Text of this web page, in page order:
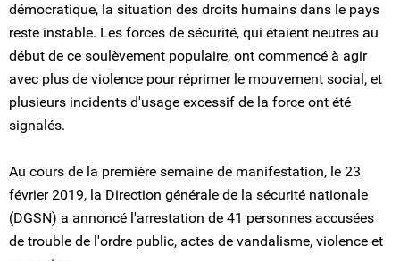
démocratique, la situation des droits humains dans le pays
reste instable. Les forces de sécurité, qui étaient neutres au
début de ce soulèvement populaire, ont commencé à agir
avec plus de violence pour réprimer le mouvement social, et
plusieurs incidents d'usage excessif de la force ont été
signalés.
Au cours de la première semaine de manifestation, le 23
février 2019, la Direction générale de la sécurité nationale
(DGSN) a annoncé l'arrestation de 41 personnes accusées
de trouble de l'ordre public, actes de vandalisme, violence et